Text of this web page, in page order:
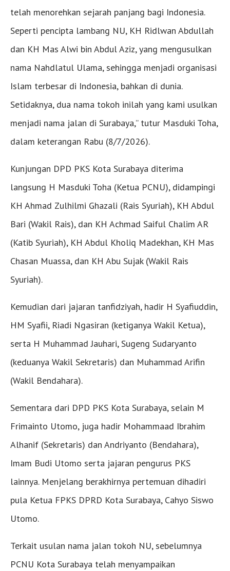
telah menorehkan sejarah panjang bagi Indonesia.
Seperti pencipta lambang NU, KH Ridlwan Abdullah
dan KH Mas Alwi bin Abdul Aziz, yang mengusulkan
nama Nahdlatul Ulama, sehingga menjadi organisasi
Islam terbesar di Indonesia, bahkan di dunia.
Setidaknya, dua nama tokoh inilah yang kami usulkan
menjadi nama jalan di Surabaya,” tutur Masduki Toha,
dalam keterangan Rabu (8/7/2026).
Kunjungan DPD PKS Kota Surabaya diterima
langsung H Masduki Toha (Ketua PCNU), didampingi
KH Ahmad Zulhilmi Ghazali (Rais Syuriah), KH Abdul
Bari (Wakil Rais), dan KH Achmad Saiful Chalim AR
(Katib Syuriah), KH Abdul Kholiq Madekhan, KH Mas
Chasan Muassa, dan KH Abu Sujak (Wakil Rais
Syuriah).
Kemudian dari jajaran tanfidziyah, hadir H Syafiuddin,
HM Syafii, Riadi Ngasiran (ketiganya Wakil Ketua),
serta H Muhammad Jauhari, Sugeng Sudaryanto
(keduanya Wakil Sekretaris) dan Muhammad Arifin
(Wakil Bendahara).
Sementara dari DPD PKS Kota Surabaya, selain M
Frimainto Utomo, juga hadir Mohammaad Ibrahim
Alhanif (Sekretaris) dan Andriyanto (Bendahara),
Imam Budi Utomo serta jajaran pengurus PKS
lainnya. Menjelang berakhirnya pertemuan dihadiri
pula Ketua FPKS DPRD Kota Surabaya, Cahyo Siswo
Utomo.
Terkait usulan nama jalan tokoh NU, sebelumnya
PCNU Kota Surabaya telah menyampaikan